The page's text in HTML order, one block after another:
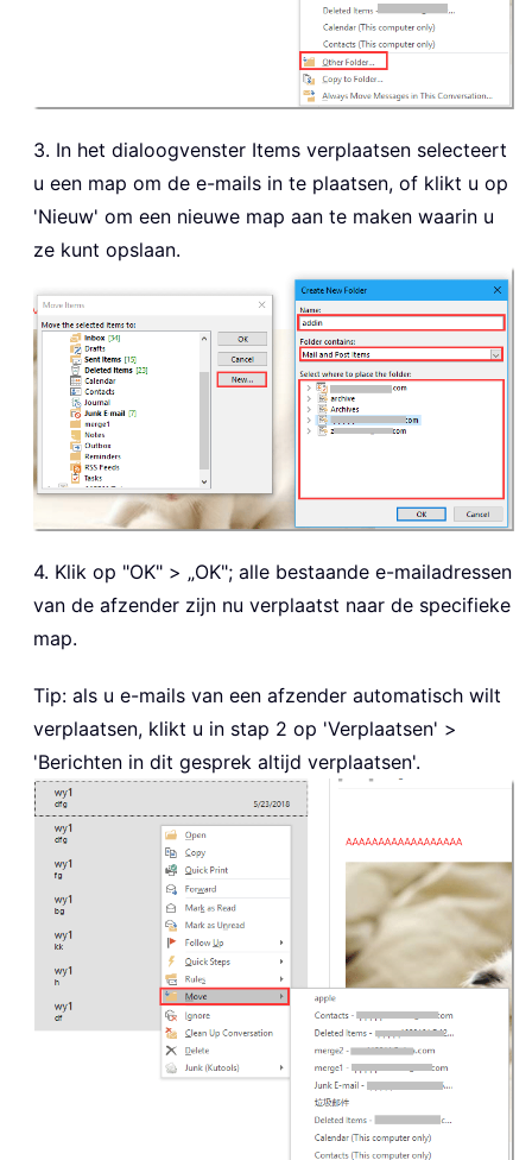
3. In het dialoogvenster Items verplaatsen selecteert
u een map om de e-mails in te plaatsen, of klikt u op
'Nieuw' om een nieuwe map aan te maken waarin u
ze kunt opslaan.
4. Klik op "OK" > „OK"; alle bestaande e-mailadressen
van de afzender zijn nu verplaatst naar de specifieke
map.
Tip: als u e-mails van een afzender automatisch wilt
verplaatsen, klikt u in stap 2 op 'Verplaatsen' >
'Berichten in dit gesprek altijd verplaatsen'.